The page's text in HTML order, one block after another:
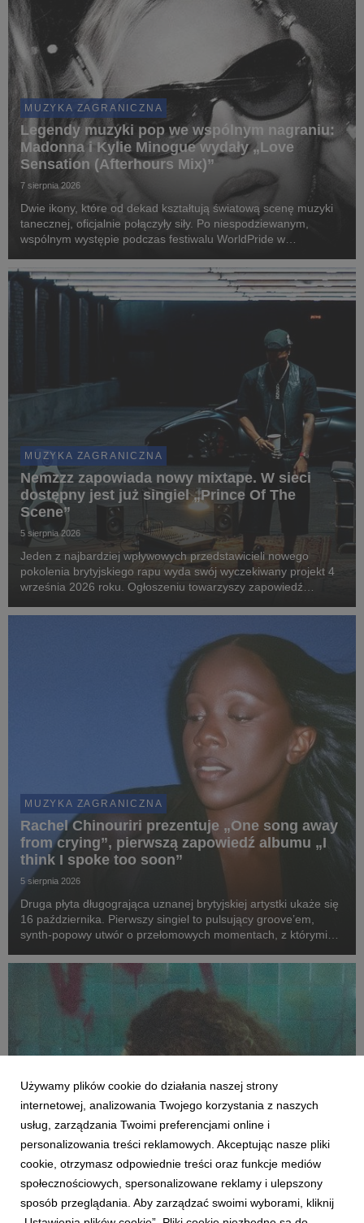
MUZYKA ZAGRANICZNA
Legendy muzyki pop we wspólnym nagraniu:
Madonna i Kylie Minogue wydały „Love
Sensation (Afterhours Mix)”
7 sierpnia 2026
Dwie ikony, które od dekad kształtują światową scenę muzyki
tanecznej, oficjalnie połączyły siły. Po niespodziewanym,
wspólnym występie podczas festiwalu WorldPride w
Sensation (Afterhours Mix)”.
MUZYKA ZAGRANICZNA
Nemzzz zapowiada nowy mixtape. W sieci
dostępny jest już singiel „Prince Of The
Scene”
5 sierpnia 2026
Jeden z najbardziej wpływowych przedstawicieli nowego
pokolenia brytyjskiego rapu wyda swój wyczekiwany projekt 4
września 2026 roku. Ogłoszeniu towarzyszy zapowiedź
MUZYKA ZAGRANICZNA
Rachel Chinouriri prezentuje „One song away
from crying”, pierwszą zapowiedź albumu „I
think I spoke too soon”
5 sierpnia 2026
Druga płyta długogrająca uznanej brytyjskiej artystki ukaże się
16 października. Pierwszy singiel to pulsujący groove’em,
synth-popowy utwór o przełomowych momentach, z którymi
MUZYKA ZAGRANICZNA
Bella Kay wydaje debiutancki album "My
Reckless Abandon"
Używamy plików cookie do działania naszej strony
internetowej, analizowania Twojego korzystania z naszych
usług, zarządzania Twoimi preferencjami online i
personalizowania treści reklamowych. Akceptując nasze pliki
cookie, otrzymasz odpowiednie treści oraz funkcje mediów
społecznościowych, spersonalizowane reklamy i ulepszony
sposób przeglądania. Aby zarządzać swoimi wyborami, kliknij